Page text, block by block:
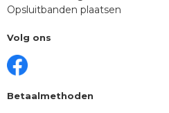
Opsluitbanden plaatsen
Volg ons
Betaalmethoden